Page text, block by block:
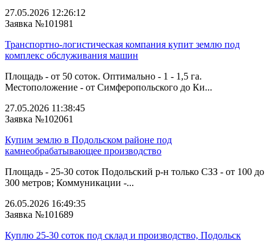
27.05.2026 12:26:12
Заявка №101981
Транспортно-логистическая компания купит землю под
комплекс обслуживания машин
Площадь - от 50 соток. Оптимально - 1 - 1,5 га.
Местоположение - от Симферопольского до Ки...
27.05.2026 11:38:45
Заявка №102061
Купим землю в Подольском районе под
камнеобрабатывающее производство
Площадь - 25-30 соток Подольский р-н только СЗЗ - от 100 до
300 метров; Коммуникации -...
26.05.2026 16:49:35
Заявка №101689
Куплю 25-30 соток под склад и производство, Подольск